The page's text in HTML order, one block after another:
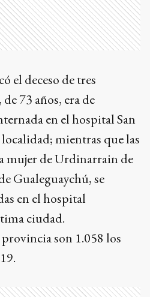
el deceso de tres
73 años, era de
en el hospital San
mientras que las
mujer de Urdinarrain de
Gualeguaychú, se
en el hospital
ciudad.
son 1.058 los